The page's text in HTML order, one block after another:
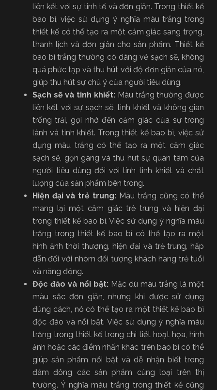
liên kết với sự tinh tế và đơn giản. Trong thiết kế
bao bì, việc sử dụng ý nghĩa màu trắng trong
thiết kế có thể tạo ra một cảm giác sang trọng,
thanh lịch và đơn giản cho sản phẩm. Thiết kế
bao bì trắng thường có dáng vẻ sạch sẽ, không
quá phức tạp và thu hút với độ đơn giản của nó,
giúp thu hút sự chú ý của người tiêu dùng.
Sạch sẽ và tinh khiết: Màu trắng thường được
liên kết với sự sạch sẽ, tinh khiết và không gian
trống trải, gợi nhớ đến cảm giác của sự trong
lành và tinh khiết. Trong thiết kế bao bì, việc sử
dụng màu trắng có thể tạo ra một cảm giác
sạch sẽ, gọn gàng và thu hút sự quan tâm của
người tiêu dùng đối với tính tinh khiết và chất
lượng của sản phẩm bên trong.
Hiện đại và trẻ trung: Màu trắng cũng có thể
mang lại một cảm giác trẻ trung và hiện đại
trong thiết kế bao bì. Việc sử dụng ý nghĩa màu
trắng trong thiết kế bao bì có thể tạo ra một
hình ảnh thời thượng, hiện đại và trẻ trung, hấp
dẫn đối với nhóm đối tượng khách hàng trẻ tuổi
và năng động.
Độc đáo và nổi bật:Mặc dù màu trắng là một
màu sắc đơn giản, nhưng khi được sử dụng
đúng cách, nó có thể tạo ra một thiết kế bao bì
độc đáo và nổi bật. Việc sử dụng ý nghĩa màu
trắng trong thiết kế trong chi tiết hoạt họa, hình
ảnh hoặc các điểm nhấn khác trên bao bì có thể
giúp sản phẩm nổi bật và dễ nhận biết trong
đám đông các sản phẩm cùng loại trên thị
trường. Ý nghĩa màu trắng trong thiết kế cũng